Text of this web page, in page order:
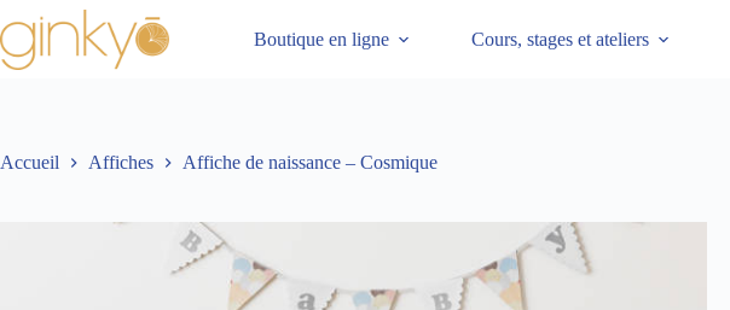
au
contenu
Boutique en ligne Cours, stages et ateliers
Accueil Affiches Affiche de naissance – Cosmique